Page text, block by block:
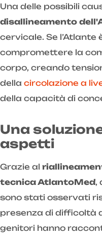
Una delle possibili
disallineamento
cervicale. Se l’Atlante
compromettere la
corpo, creando
della circolazione a
della capacità di
Una
aspetti
Grazie al
tecnica AtlantoMed,
sono stati osservati
presenza di difficoltà
genitori hanno